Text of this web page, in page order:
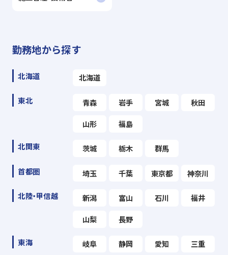
勤務地から探す
北海道 北海道
東北 青森 岩手 宮城 秋田
山形 福島
北関東 茨城 栃木 群馬
首都圏 埼玉 千葉 東京都 神奈川
北陸・甲信越 新潟 富山 石川 福井
山梨 長野
東海 岐阜 静岡 愛知 三重